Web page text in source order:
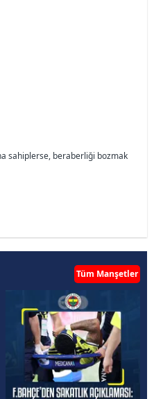
sahiplerse, beraberliği bozmak
Tüm Manşetler